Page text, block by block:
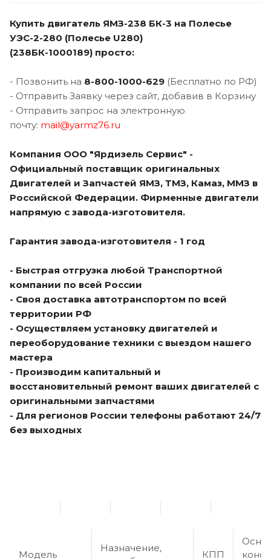
Купить двигатель ЯМЗ-238 БК-3 на Полесье
УЭС-2-280 (Полесье U280)
(238БК-1000189) просто:
- Позвонить на 8-800-1000-629 (Бесплатно по РФ)
- Отправить Заявку через сайт, добавив в Корзину
- Отправить запрос на электронную
почту: mail@yarmz76.ru
Компания ООО "Ярдизель Сервис" -
Официальный поставщик оригинальных
Двигателей и Запчастей ЯМЗ, ТМЗ, Камаз, ММЗ в
Российской Федерации. Фирменные двигатели
напрямую с завода-изготовителя.
Гарантия завода-изготовителя - 1 год
- Быстрая отгрузка любой Транспортной
компании по всей России
- Своя доставка автотранспортом по всей
территории РФ
- Осуществляем установку двигателей и
переоборудование техники с выездом нашего
мастера
- Производим капитальный и
восстановительный ремонт ваших двигателей с
оригинальными запчастями
- Для регионов России телефоны работают 24/7
без выходных
Модель
Назначение,
КПП